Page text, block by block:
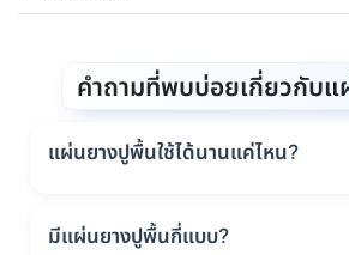
คำถามที่พบบ่อยเกี่ยวกับ
แผ่นยางปูพื้นใช้ได้นานแค่ไหน?
ดี นิยมใช้ปูในบ้าน สนามเด็กเล่น หรือฟิตเนส
มีแผ่นยางปูพื้นกี่แบบ?